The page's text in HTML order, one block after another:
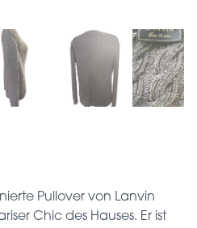
Pullover von Lanvin
Chic des Hauses. Er ist